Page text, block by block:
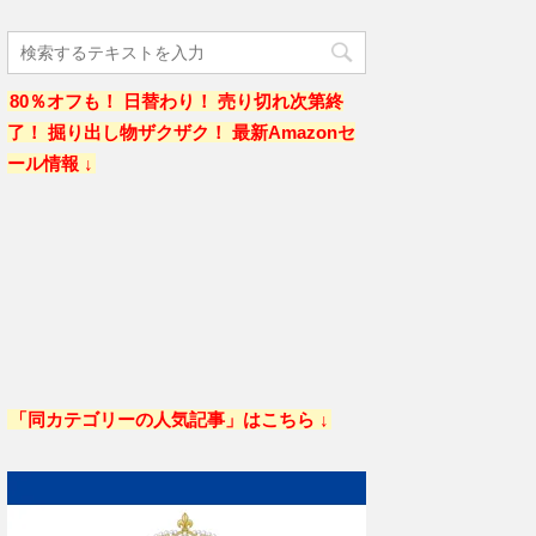
80％オフも！ 日替わり！ 売り切れ次第終
了！ 掘り出し物ザクザク！ 最新Amazonセ
ール情報 ↓
「同カテゴリーの人気記事」はこちら ↓